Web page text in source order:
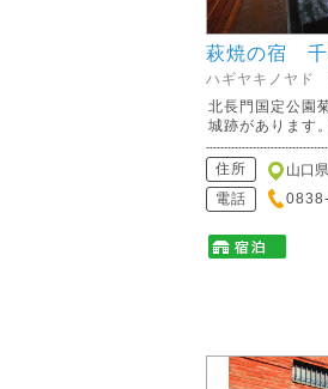
萩焼の宿 千
ハギヤキノヤド
北長門国定公園
城跡があります
住所
山口
電話